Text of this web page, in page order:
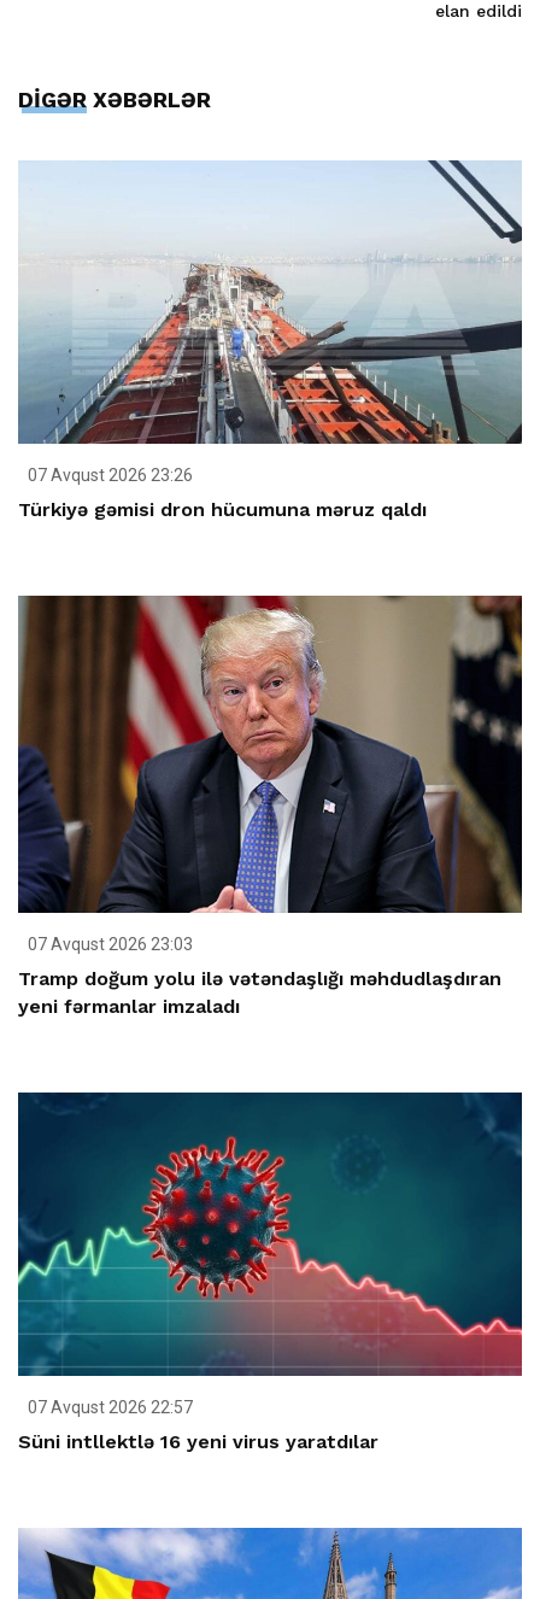
elan edildi
DİGƏR XƏBƏRLƏR
07 Avqust 2026 23:26
Türkiyə gəmisi dron hücumuna məruz qaldı
07 Avqust 2026 23:03
Tramp doğum yolu ilə vətəndaşlığı məhdudlaşdıran
yeni fərmanlar imzaladı
07 Avqust 2026 22:57
Süni intllektlə 16 yeni virus yaratdılar